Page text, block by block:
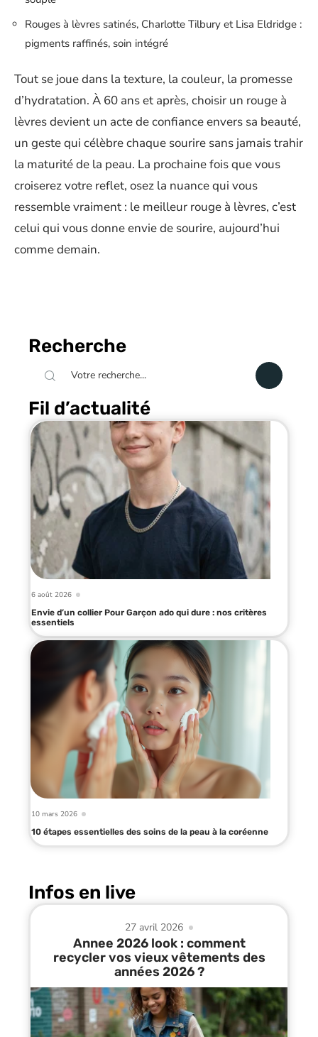
Rouges à lèvres satinés, Charlotte Tilbury et Lisa Eldridge :
pigments raffinés, soin intégré
Tout se joue dans la texture, la couleur, la promesse
d’hydratation. À 60 ans et après, choisir un rouge à
lèvres devient un acte de confiance envers sa beauté,
un geste qui célèbre chaque sourire sans jamais trahir
la maturité de la peau. La prochaine fois que vous
croiserez votre reflet, osez la nuance qui vous
ressemble vraiment : le meilleur rouge à lèvres, c’est
celui qui vous donne envie de sourire, aujourd’hui
comme demain.
Recherche
Fil d’actualité
6 août 2026
Envie d’un collier Pour Garçon ado qui dure : nos critères
essentiels
10 mars 2026
10 étapes essentielles des soins de la peau à la coréenne
Infos en live
27 avril 2026
Annee 2026 look : comment
recycler vos vieux vêtements des
années 2026 ?